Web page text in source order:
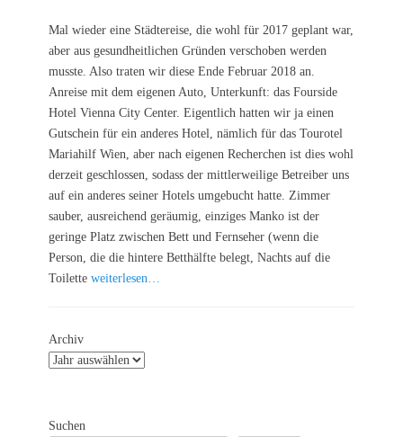
Mal wieder eine Städtereise, die wohl für 2017 geplant war,
aber aus gesundheitlichen Gründen verschoben werden
musste. Also traten wir diese Ende Februar 2018 an.
Anreise mit dem eigenen Auto, Unterkunft: das Fourside
Hotel Vienna City Center. Eigentlich hatten wir ja einen
Gutschein für ein anderes Hotel, nämlich für das Tourotel
Mariahilf Wien, aber nach eigenen Recherchen ist dies wohl
derzeit geschlossen, sodass der mittlerweilige Betreiber uns
auf ein anderes seiner Hotels umgebucht hatte. Zimmer
sauber, ausreichend geräumig, einziges Manko ist der
geringe Platz zwischen Bett und Fernseher (wenn die
Person, die die hintere Betthälfte belegt, Nachts auf die
Toilette weiterlesen…
Archiv
Suchen